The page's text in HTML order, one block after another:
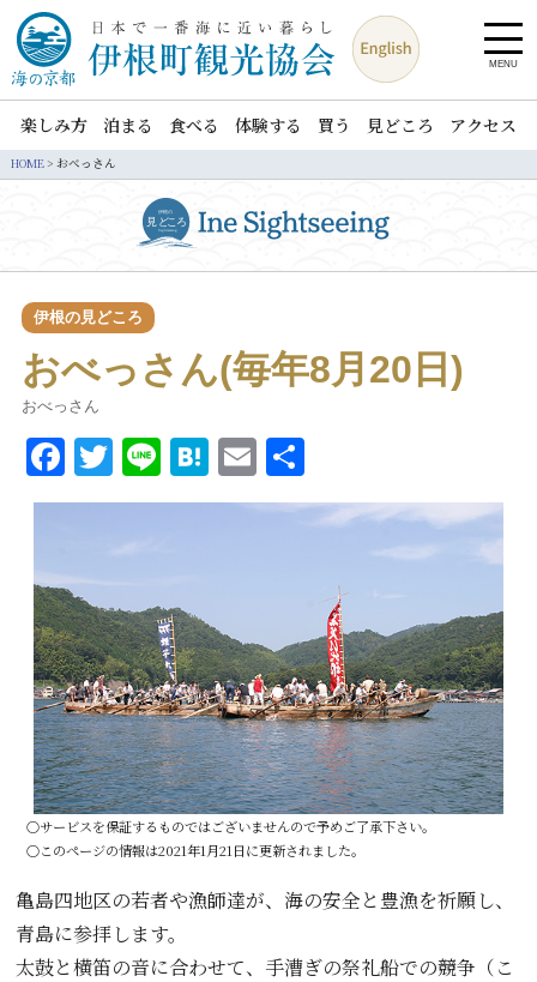
MENU
楽しみ方 泊まる 食べる 体験する 買う 見どころ アクセス
HOME> おべっさん
伊根の見どころ
おべっさん(毎年8月20日)
おべっさん
Facebook
Twitter
LineHatena
Email
共
有
○サービスを保証するものではございませんので予めご了承下さい。
○このページの情報は2021年1月21日に更新されました。
亀島四地区の若者や漁師達が、海の安全と豊漁を祈願し、
青島に参拝します。
太鼓と横笛の音に合わせて、手漕ぎの祭礼船での競争（こ